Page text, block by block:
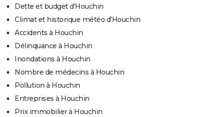
Dette et budget d'Houchin
Climat et historique météo d'Houchin
Accidents à Houchin
Délinquance à Houchin
Inondations à Houchin
Nombre de médecins à Houchin
Pollution à Houchin
Entreprises à Houchin
Prix immobilier à Houchin